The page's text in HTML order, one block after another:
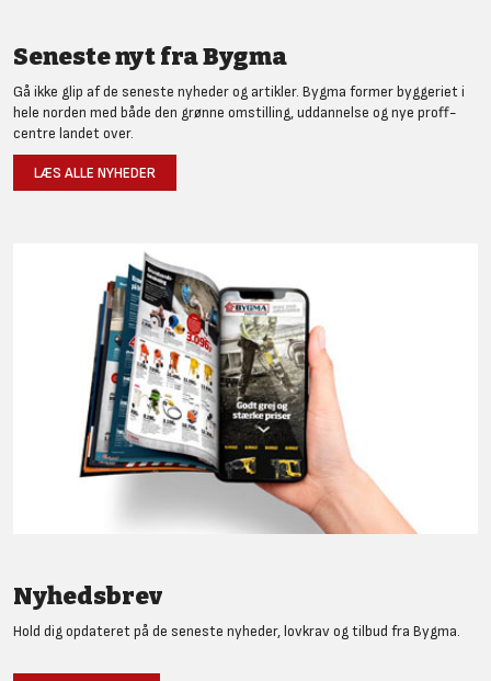
Seneste nyt fra Bygma
Gå ikke glip af de seneste nyheder og artikler. Bygma former byggeriet i
hele norden med både den grønne omstilling, uddannelse og nye proff-
centre landet over.
LÆS ALLE NYHEDER
Nyhedsbrev
Hold dig opdateret på de seneste nyheder, lovkrav og tilbud fra Bygma.